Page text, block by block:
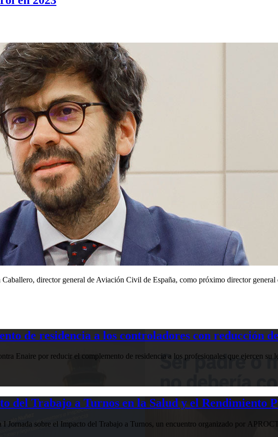
director general de Aviación Civil de España, como próximo director general
de residencia a los controladores con reducción
Enaire por reducir el complemento de residencia a los profesionales que ejercen su
del Trabajo a Turnos en la Salud y el Rendimiento
I Jornada sobre el Impacto del Trabajo a Turnos, un encuentro organizado por